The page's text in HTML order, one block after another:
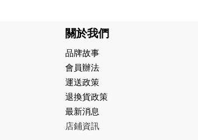
關於我們
品牌故事
會員辦法
運送政策
退換貨政策
最新消息
店鋪資訊